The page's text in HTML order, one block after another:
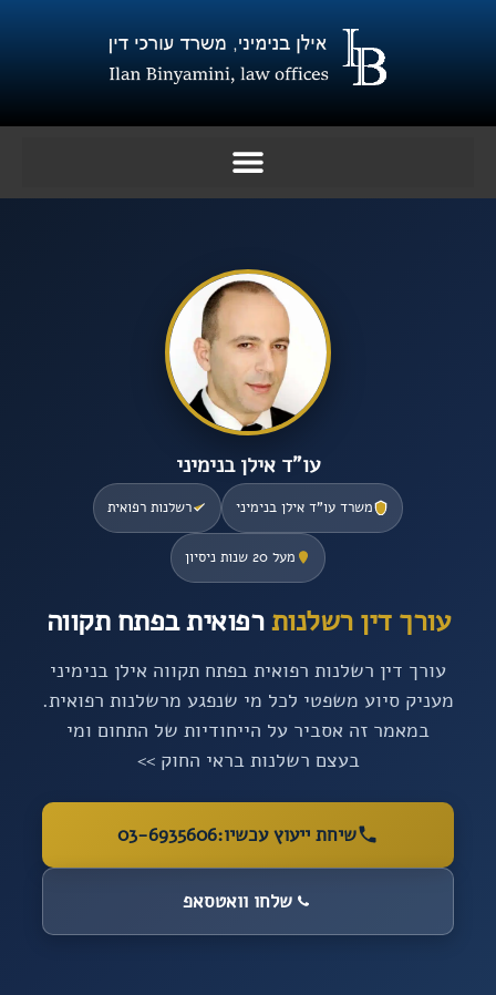
משרד עו”ד אילן בנימיני רשלנות רפואית
מעל 20 שנות ניסיון
עורך דין רשלנותרפואית בפתח תקווה
עורך דין רשלנות רפואית בפתח תקווה אילן בנימיני
מעניק סיוע משפטי לכל מי שנפגע מרשלנות רפואית.
במאמר זה אסביר על הייחודיות של התחום ומי
בעצם רשלנות בראי החוק >>
שיחת ייעוץ עכשיו:03-6935606
שלחו וואטסאפ
עו”ד אילן בנימיני